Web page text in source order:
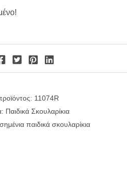
price
€35.00.είναι:
€28.00.
Facebook Twitter Pinterest LinkedIn
11074R
Παιδικά Σκουλαρίκια
παιδικά σκουλαρίκια